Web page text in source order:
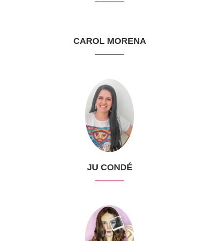
CAROL MORENA
JU CONDÉ